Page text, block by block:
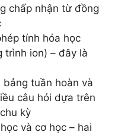
chấp nhận từ đồng
tính hóa học
trình ion) – đây là
bảng tuần hoàn và
câu hỏi dựa trên
kỳ
và cơ học – hai